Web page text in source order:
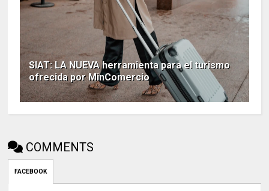
SIAT: LA NUEVA herramienta para el turismo
ofrecida por MinComercio
COMMENTS
FACEBOOK